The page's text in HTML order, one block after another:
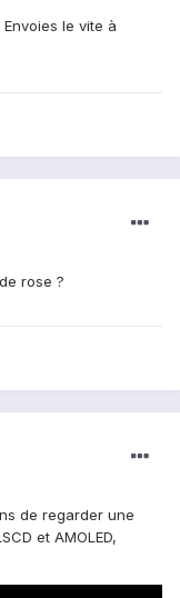
le vite à
rose ?
de regarder une
et AMOLED,